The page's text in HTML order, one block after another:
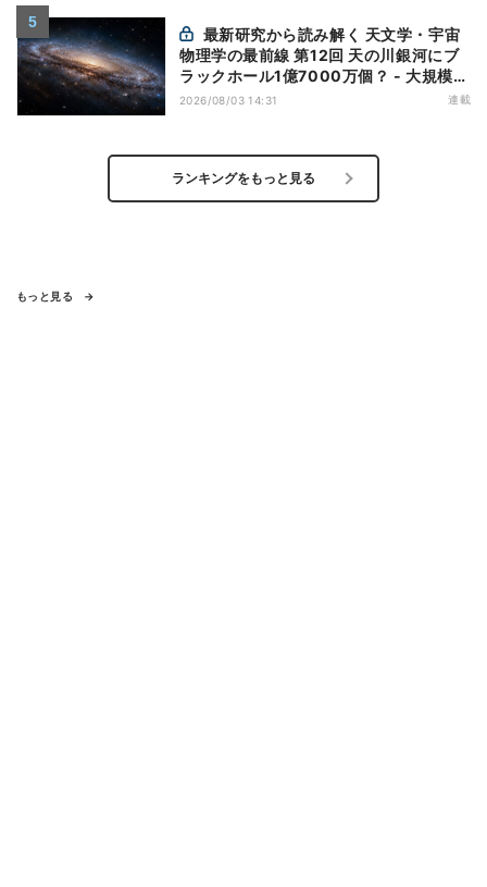
物理学の最前線 第12回 天の川銀河にブ
ラックホール1億7000万個？ - 大規模計
算が描くその分布
2026/08/03 14:31 連載
ランキングをもっと見る
もっと見る